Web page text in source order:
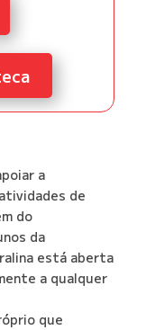
a
de
do
da
está aberta
a qualquer
que